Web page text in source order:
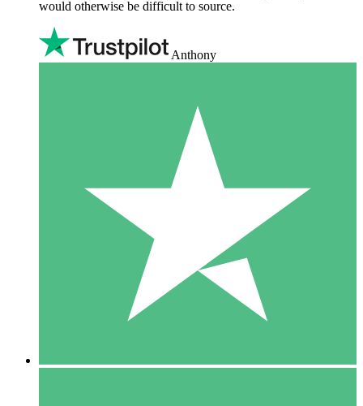
would otherwise be difficult to source.
Anthony